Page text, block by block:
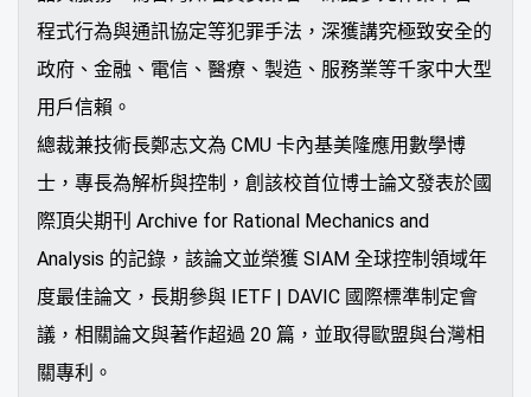
程式行為與通訊協定等犯罪手法，深獲講究極致安全的
政府、金融、電信、醫療、製造、服務業等千家中大型
用戶信賴。
總裁兼技術長鄭志文為 CMU 卡內基美隆應用數學博
士，專長為解析與控制，創該校首位博士論文發表於國
際頂尖期刊 Archive for Rational Mechanics and
Analysis 的記錄，該論文並榮獲 SIAM 全球控制領域年
度最佳論文，長期參與 IETF | DAVIC 國際標準制定會
議，相關論文與著作超過 20 篇，並取得歐盟與台灣相
關專利。